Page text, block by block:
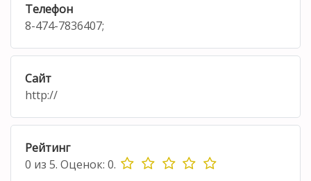
Телефон
8-474-7836407;
Сайт
http://
Рейтинг
0 из 5. Оценок: 0.